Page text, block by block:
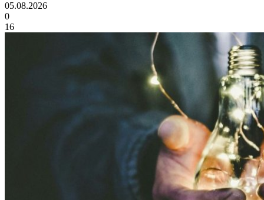
05.08.2026
0
16